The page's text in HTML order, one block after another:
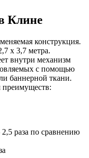
Клине
конструкция.
х 3,7 метра.
внутри механизм
с помощью
баннерной ткани.
преимуществ:
раза по сравнению